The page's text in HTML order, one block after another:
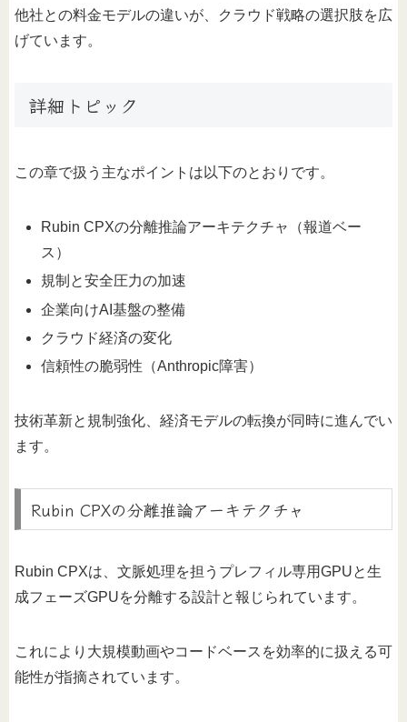
他社との料金モデルの違いが、クラウド戦略の選択肢を広
げています。
詳細トピック
この章で扱う主なポイントは以下のとおりです。
Rubin CPXの分離推論アーキテクチャ（報道ベー
ス）
規制と安全圧力の加速
企業向けAI基盤の整備
クラウド経済の変化
信頼性の脆弱性（Anthropic障害）
技術革新と規制強化、経済モデルの転換が同時に進んでい
ます。
Rubin CPXの分離推論アーキテクチャ
Rubin CPXは、文脈処理を担うプレフィル専用GPUと生
成フェーズGPUを分離する設計と報じられています。
これにより大規模動画やコードベースを効率的に扱える可
能性が指摘されています。